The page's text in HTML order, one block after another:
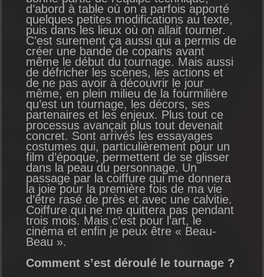
d’abord à table où on a parfois apporté
quelques petites modifications au texte,
puis dans les lieux où on allait tourner.
C’est surement ça aussi qui a permis de
créer une bande de copains avant
même le début du tournage. Mais aussi
de défricher les scènes, les actions et
de ne pas avoir à découvrir le jour
même, en plein milieu de la fourmilière
qu’est un tournage, les décors, ses
partenaires et les enjeux. Plus tout ce
processus avançait plus tout devenait
concret. Sont arrivés les essayages
costumes qui, particulièrement pour un
film d’époque, permettent de se glisser
dans la peau du personnage. Un
passage par la coiffure qui me donnera
la joie pour la première fois de ma vie
d’être rasé de près et avec une calvitie.
Coiffure qui ne me quittera pas pendant
trois mois. Mais c’est pour l’art, le
cinéma et enfin je peux être « Beau-
Beau ».
Comment s’est déroulé le tournage ?